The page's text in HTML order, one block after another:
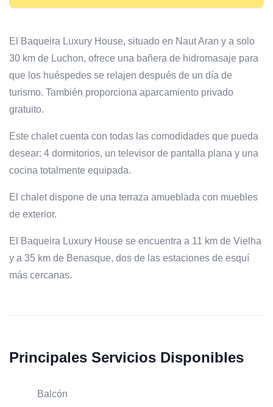
El Baqueira Luxury House, situado en Naut Aran y a solo
30 km de Luchon, ofrece una bañera de hidromasaje para
que los huéspedes se relajen después de un día de
turismo. También proporciona aparcamiento privado
gratuito.
Este chalet cuenta con todas las comodidades que pueda
desear: 4 dormitorios, un televisor de pantalla plana y una
cocina totalmente equipada.
El chalet dispone de una terraza amueblada con muebles
de exterior.
El Baqueira Luxury House se encuentra a 11 km de Vielha
y a 35 km de Benasque, dos de las estaciones de esquí
más cercanas.
Principales Servicios Disponibles
Balcón